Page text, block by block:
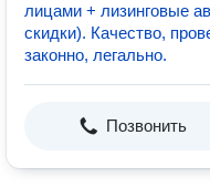
лицами + лизинговые
скидки). Качество,
законно, легально.
Позвонить